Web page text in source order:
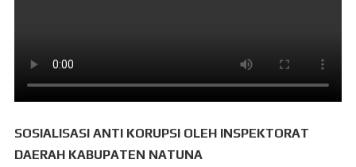
SOSIALISASI ANTI KORUPSI OLEH INSPEKTORAT
DAERAH KABUPATEN NATUNA